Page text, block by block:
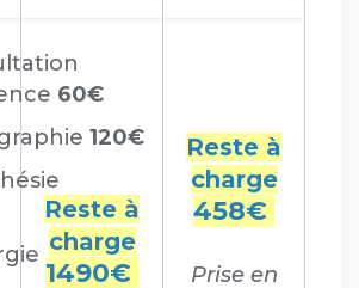
60€
120€
Reste à
charge
1490€
Reste à
charge
458€
Prise en